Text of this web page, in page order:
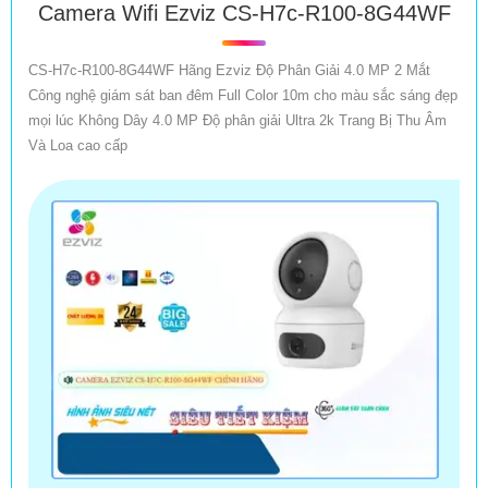
Camera Wifi Ezviz CS-H7c-R100-8G44WF
CS-H7c-R100-8G44WF Hãng Ezviz Độ Phân Giải 4.0 MP 2 Mắt
Công nghệ giám sát ban đêm Full Color 10m cho màu sắc sáng đẹp
mọi lúc Không Dây 4.0 MP Độ phân giải Ultra 2k Trang Bị Thu Âm
Và Loa cao cấp